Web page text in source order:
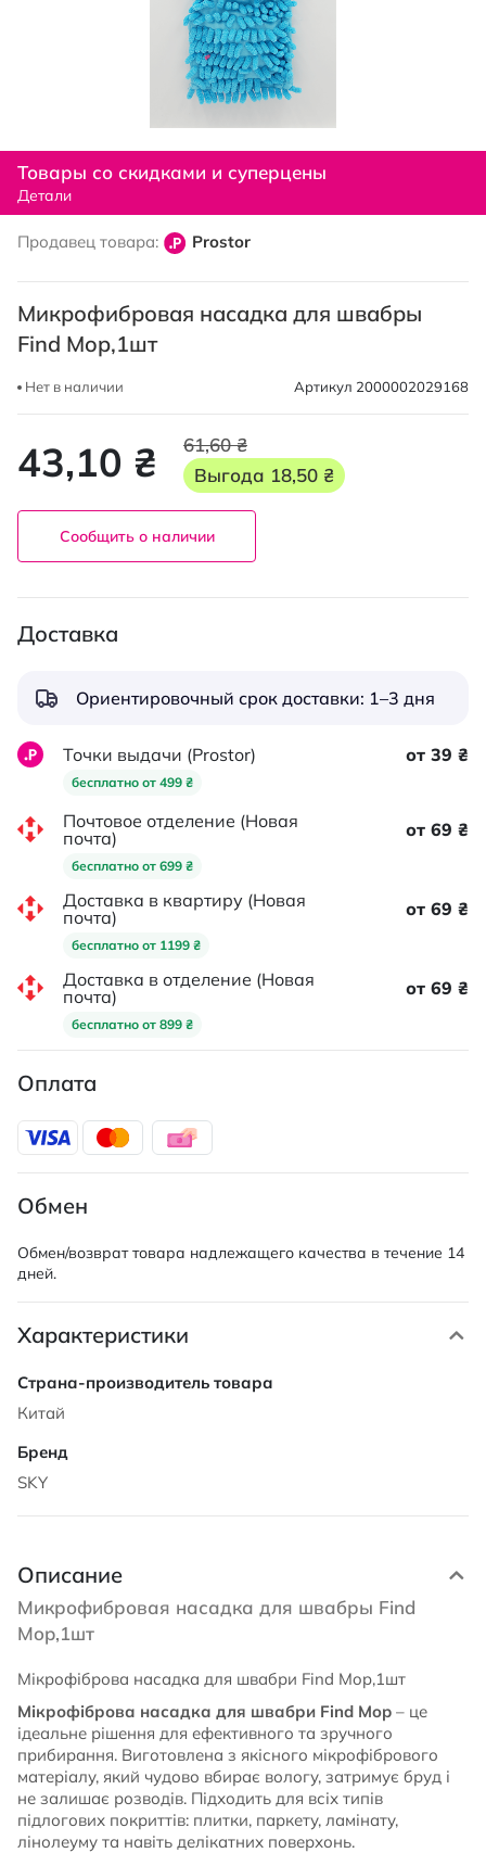
к
началу
галереи
Товары со скидками и суперцены
Детали
Продавец товара: Prostor
Микрофибровая насадка для швабры
Find Mop,1шт
Нет в наличии Артикул 2000002029168
43,10 ₴
61,60 ₴
Выгода 18,50 ₴
Сообщить о наличии
Доставка
Ориентировочный срок доставки: 1–3 дня
Точки выдачи (Prostor)
бесплатно от 499 ₴
от 39 ₴
Почтовое отделение (Новая
почта)
бесплатно от 699 ₴
от 69 ₴
Доставка в квартиру (Новая
почта)
бесплатно от 1199 ₴
от 69 ₴
Доставка в отделение (Новая
почта)
бесплатно от 899 ₴
от 69 ₴
Оплата
Обмен
Обмен/возврат товара надлежащего качества в течение 14
дней.
Характеристики
Характеристики
Китай
SKY
Описание
Микрофибровая насадка для швабры Find
Mop,1шт
Мікрофіброва насадка для швабри Find Mop,1шт
Мікрофіброва насадка для швабри Find Mop – це
ідеальне рішення для ефективного та зручного
прибирання. Виготовлена з якісного мікрофібрового
матеріалу, який чудово вбирає вологу, затримує бруд і
не залишає розводів. Підходить для всіх типів
підлогових покриттів: плитки, паркету, ламінату,
лінолеуму та навіть делікатних поверхонь.